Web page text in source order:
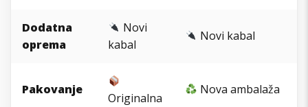
Dodatna
oprema
Novi
kabal
Novi kabal
Pakovanje
Originalna
Nova ambalaža